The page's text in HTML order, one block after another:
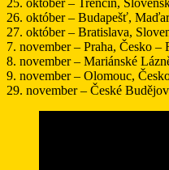
26. október – Budapešť,
27. október – Bratislava,
7. november – Praha, Česko
8. november – Mariánské
9. november – Olomouc,
29. november – České